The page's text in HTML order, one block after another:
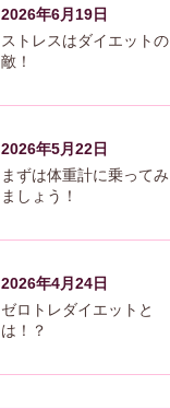
2026年6月19日
ストレスはダイエットの
敵！
2026年5月22日
まずは体重計に乗ってみ
ましょう！
2026年4月24日
ゼロトレダイエットと
は！？